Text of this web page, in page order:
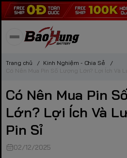
Trang chủ / Kinh Nghiệm - Chia Sẻ
/
Có Nên Mua Pin Số Lượng Lớn? Lợi Ích Và
Có Nên Mua Pin
Lớn? Lợi Ích Và
Pin Sỉ
02/12/2025